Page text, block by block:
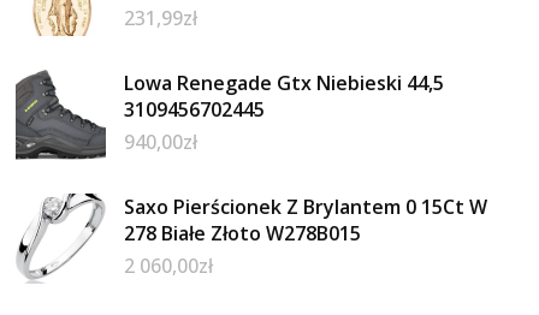
231,99zł
Lowa Renegade Gtx Niebieski 44,5
3109456702445
940,00zł
Saxo Pierścionek Z Brylantem 0 15Ct W
278 Białe Złoto W278B015
2 060,00zł